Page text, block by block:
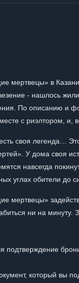
мертвецы» в
- нашлось
По описанию и
с риэлтором,
своя легенда…
У дома своя
навсегда
углах обители
мертвецы»
ни на минуту.
подтверждение
который вы